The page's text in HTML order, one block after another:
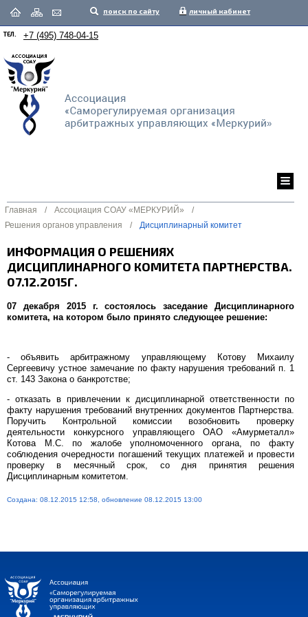
поиск по сайту личный кабинет
ТЕЛ. +7 (495) 748-04-15
Главная / Ассоциация СОАУ «МЕРКУРИЙ»
/
Решения органов управления
/ Дисциплинарный комитет
ИНФОРМАЦИЯ О РЕШЕНИЯХ
ДИСЦИПЛИНАРНОГО КОМИТЕТА ПАРТНЕРСТВА.
07.12.2015Г.
07 декабря 2015 г. состоялось заседание Дисциплинарного
комитета, на котором было принято следующее решение:
- объявить арбитражному управляющему Котову Михаилу
Сергеевичу устное замечание по факту нарушения требований п. 1
ст. 143 Закона о банкротстве;
- отказать в привлечении к дисциплинарной ответственности по
факту нарушения требований внутренних документов Партнерства.
Поручить Контрольной комиссии возобновить проверку
деятельности конкурсного управляющего ОАО «Амурметалл»
Котова М.С. по жалобе уполномоченного органа, по факту
соблюдения очередности погашений текущих платежей и провести
проверку в месячный срок, со дня принятия решения
Дисциплинарным комитетом.
Создана: 08.12.2015 12:58, обновление 08.12.2015 13:00